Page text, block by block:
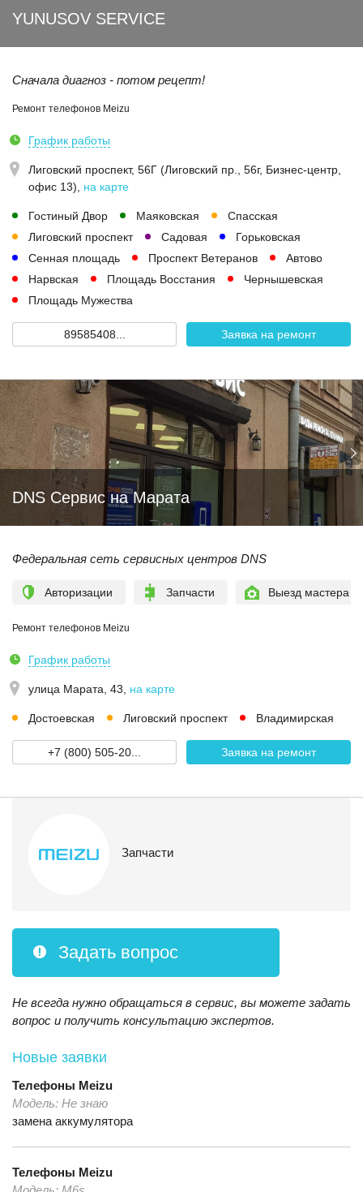
YUNUSOV SERVICE
Сначала диагноз - потом рецепт!
Ремонт телефонов Meizu
График работы
Лиговский проспект, 56Г (Лиговский пр., 56г, Бизнес-центр,
офис 13)
на карте
Гостиный Двор Маяковская
Спасская
Лиговский проспект
Садовая
Горьковская
Сенная площадь
Проспект Ветеранов
Автово
Нарвская
Площадь Восстания
Чернышевская
Площадь Мужества
89585408... Заявка на ремонт
DNS Сервис на Марата
Федеральная сеть сервисных центров DNS
Авторизации Запчасти Выезд мастера
Ремонт телефонов Meizu
График работы
улица Марата, 43 на карте
Достоевская Лиговский проспект Владимирская
+7 (800) 505-20... Заявка на ремонт
Запчасти
Задать вопрос
Не всегда нужно обращаться в сервис, вы можете задать
вопрос и получить консультацию экспертов.
Новые заявки
Телефоны Meizu
Модель: Не знаю
замена аккумулятора
Телефоны Meizu